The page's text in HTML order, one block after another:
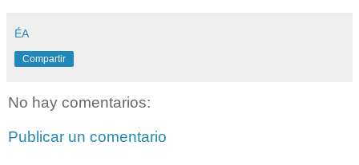
ÉA
Compartir
No hay comentarios:
Publicar un comentario